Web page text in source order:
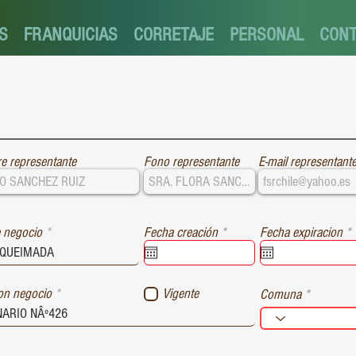
FRANQUICIAS CORRETAJE PERSONAL
representante Fono representante E-mail representante
negocio Fecha creación *r
e
d
Fecha expiracion *r
e
r
d
negocio Comuna
Vigente